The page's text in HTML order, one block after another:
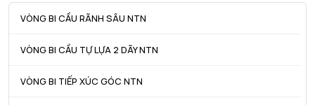
VÒNG BI CẦU RÃNH SÂU NTN
VÒNG BI CẦU TỰ LỰA 2 DÃY NTN
VÒNG BI TIẾP XÚC GÓC NTN